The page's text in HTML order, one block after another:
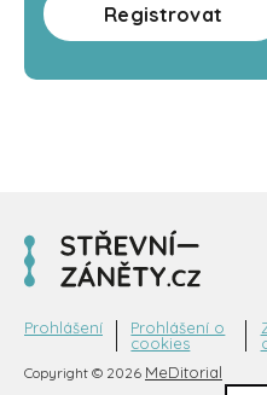
Registrovat
Copyright © 2026 MeDitorial
Prohlášení
Prohlášení o
cookies